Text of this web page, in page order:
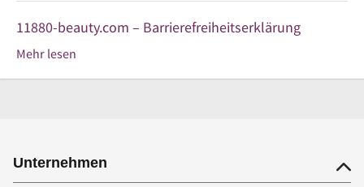
11880-beauty.com – Barrierefreiheitserklärung
Mehr lesen
Unternehmen